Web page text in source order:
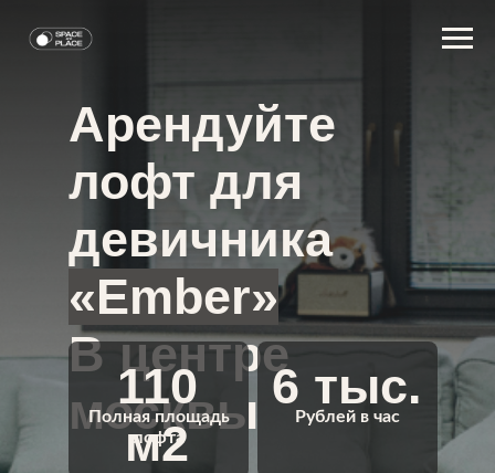
Арендуйте
лофт для
девичника
«Ember»
В центре
москвы
110
м2
Полная площадь
лофта
Рублей в час
6 тыс.